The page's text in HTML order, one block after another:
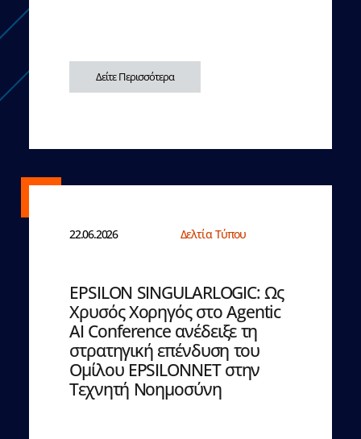
Δείτε Περισσότερα
22.06.2026 Δελτία Τύπου
EPSILON SINGULARLOGIC: Ως
Χρυσός Χορηγός στο Agentic
AI Conference ανέδειξε τη
στρατηγική επένδυση του
Ομίλου EPSILONNET στην
Τεχνητή Νοημοσύνη